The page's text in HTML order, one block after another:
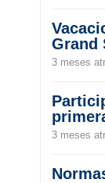
Grand
3 meses
3 meses